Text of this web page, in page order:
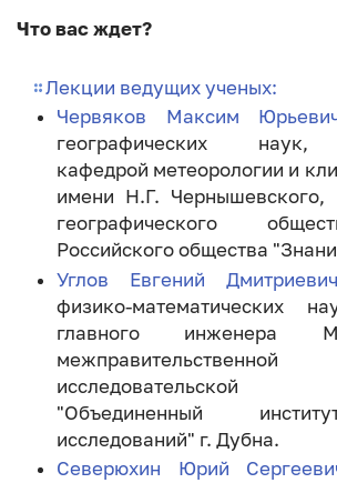
Что вас ждет?
Лекции ведущих ученых:
Червяков Максим
географических наук,
кафедрой метеорологии и
имени Н.Г. Чернышевского,
географического
Российского общества
Углов Евгений Дмитриевич
физико-математических
главного инженера
исследовательской
"Объединенный
исследований" г. Дубна.
Северюхин Юрий